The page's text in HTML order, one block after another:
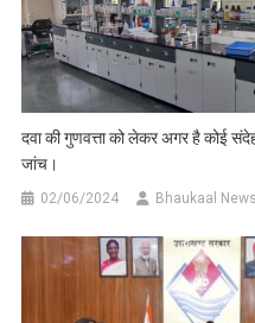
दवा की गुणवत्ता को लेकर अगर है कोई
जांच।
02/06/2024 Bhaukaal News